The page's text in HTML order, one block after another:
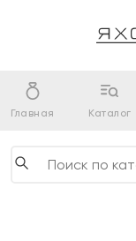
Главная Каталог